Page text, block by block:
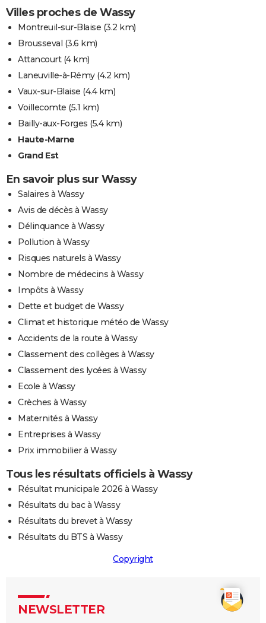
Villes proches de Wassy
Montreuil-sur-Blaise (3.2 km)
Brousseval (3.6 km)
Attancourt(4 km)
Laneuville-à-Rémy(4.2 km)
Vaux-sur-Blaise (4.4 km)
Voillecomte (5.1 km)
Bailly-aux-Forges (5.4 km)
Haute-Marne
Grand Est
En savoir plus sur Wassy
Salaires à Wassy
Avis de décès à Wassy
Délinquance à Wassy
Pollution à Wassy
Risques naturels à Wassy
Nombre de médecins à Wassy
Impôts à Wassy
Dette et budget de Wassy
Climat et historique météo de Wassy
Accidents de la route à Wassy
Classement des collèges à Wassy
Classement des lycées à Wassy
Ecole à Wassy
Crèches à Wassy
Maternités à Wassy
Entreprises à Wassy
Prix immobilier à Wassy
Tous les résultats officiels à Wassy
Résultat municipale 2026 à Wassy
Résultats du bac à Wassy
Résultats du brevet à Wassy
Résultats du BTS à Wassy
Copyright
NEWSLETTER